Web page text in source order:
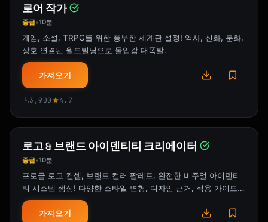
1. Your niche/industry
2. Target audience
3. 3-4 content pillars
4. Platforms to cover
5. Any upcoming launches/events
I'll generate:
-----------------
Monday: [Platform] - [Content type] - [Topic]
Tuesday: [Platform] - [Content type] -
[Topic]
Wednesday: [Platform] - [Content type] -
[Topic]
로어 작가
중급•10분
게임, 소설, TRPG를 위한 풍부한 세계관 설정! 역사, 신화, 문화,
상호 연결된 월드빌딩으로 몰입감 대폭발.
가져오기
3,900 4.7
로고 & 브랜드 아이덴티티 크리에이터
중급•10분
프로급 로고 컨셉, 브랜드 컬러 팔레트, 완전한 비주얼 아이덴티
티 시스템 생성! 다양한 스타일 변형, 디자인 근거, 적용 가이드까
지.
가져오기